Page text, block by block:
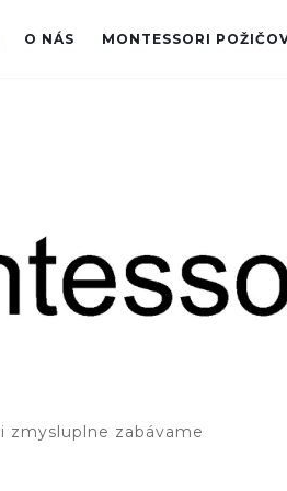
O NÁS MONTESSORI
zmysluplne zabávame